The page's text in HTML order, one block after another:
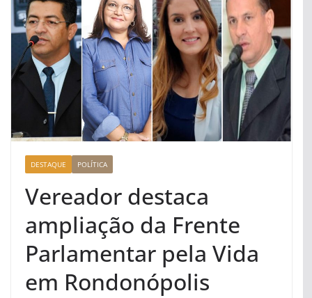
DESTAQUE POLÍTICA
Vereador destaca
ampliação da Frente
Parlamentar pela Vida
em Rondonópolis